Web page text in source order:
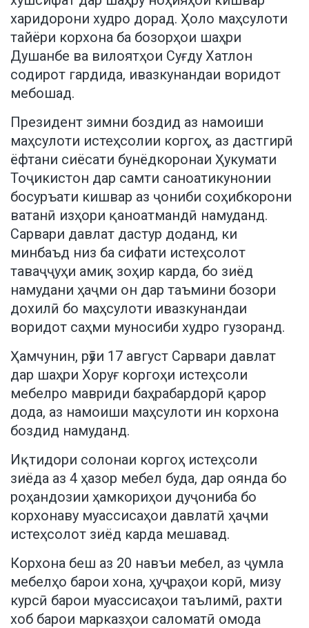
харидорони худро дорад. Ҳоло маҳсулоти
тайёри корхона ба бозорҳои шаҳри
Душанбе ва вилоятҳои Суғду Хатлон
содирот гардида, ивазкунандаи воридот
мебошад.
Президент зимни боздид аз намоиши
маҳсулоти истеҳсолии коргоҳ, аз дастгирӣ
ёфтани сиёсати бунёдкоронаи Ҳукумати
Тоҷикистон дар самти саноатикунонии
босуръати кишвар аз ҷониби соҳибкорони
ватанӣ изҳори қаноатмандӣ намуданд.
Сарвари давлат дастур доданд, ки
минбаъд низ ба сифати истеҳсолот
таваҷҷуҳи амиқ зоҳир карда, бо зиёд
намудани ҳаҷми он дар таъмини бозори
дохилӣ бо маҳсулоти ивазкунандаи
воридот саҳми муносиби худро гузоранд.
Ҳамчунин, рӯзи 17 август Сарвари давлат
дар шаҳри Хоруғ коргоҳи истеҳсоли
мебелро мавриди баҳрабардорӣ қарор
дода, аз намоиши маҳсулоти ин корхона
боздид намуданд.
Иқтидори солонаи коргоҳ истеҳсоли
зиёда аз 4 ҳазор мебел буда, дар оянда бо
роҳандозии ҳамкориҳои дуҷониба бо
корхонаву муассисаҳои давлатӣ ҳаҷми
истеҳсолот зиёд карда мешавад.
Корхона беш аз 20 навъи мебел, аз ҷумла
мебелҳо барои хона, ҳуҷраҳои корӣ, мизу
курсӣ барои муассисаҳои таълимӣ, рахти
хоб барои марказҳои саломатӣ омода